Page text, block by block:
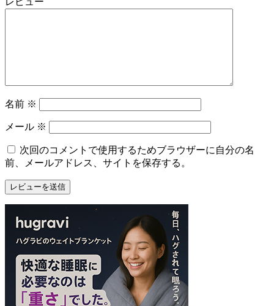
名前 ※
メール ※
次回のコメントで使用するためブラウザーに自分の名
前、メールアドレス、サイトを保存する。